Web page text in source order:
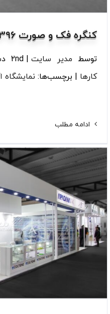
کنگره فک و صورت 1396 – تهران – آپادانا تک
توسط مدیر سایت 2nd دسامبر, 2024
کارها
برچسب‌ها: نمایشگاه
ادامه مطلب